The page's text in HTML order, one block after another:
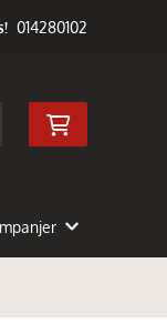
014280102